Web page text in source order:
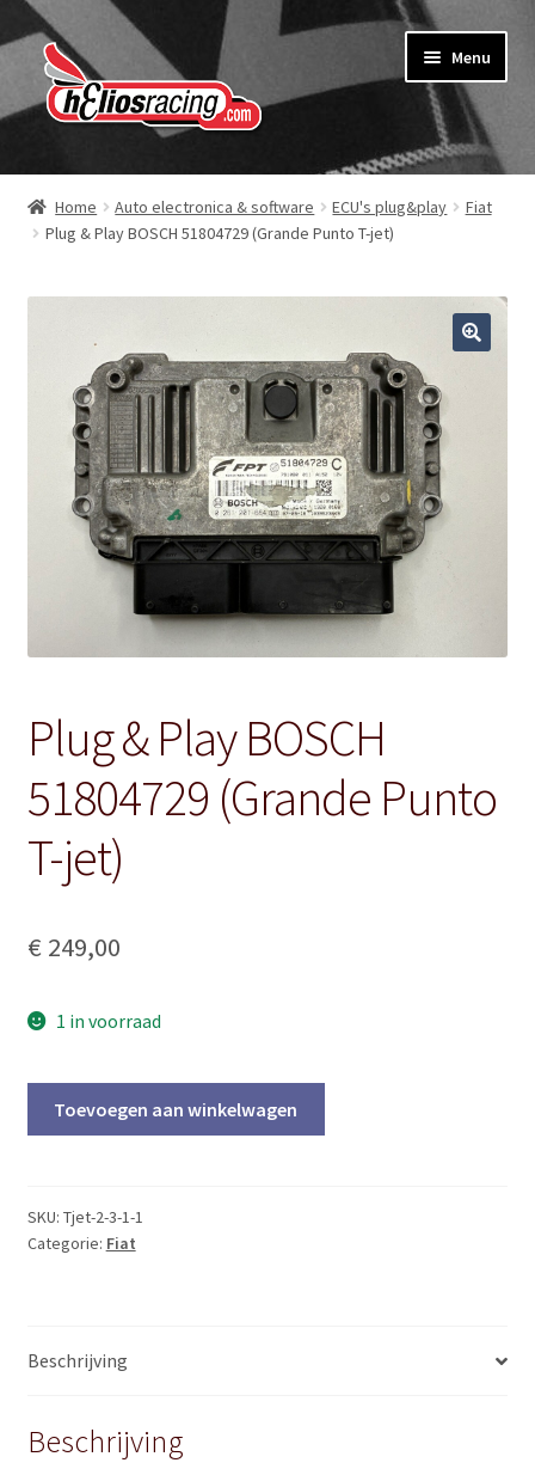
Ga
door
naar
Ga
naar
de
Menu
Webshop
Over Helios Racing
Contact opnemen
Diensten
Software service voor garages
Nieuws
Home Auto electronica & software ECU's plug&play
Fiat
Plug & Play BOSCH 51804729 (Grande Punto T-jet)
Plug & Play BOSCH
51804729 (Grande Punto
T-jet)
€ 249,00
1 in voorraad
51804729
(Grande
quantity
Toevoegen aan winkelwagen
SKU: Tjet-2-3-1-1
Categorie: Fiat
Beschrijving
Beschrijving